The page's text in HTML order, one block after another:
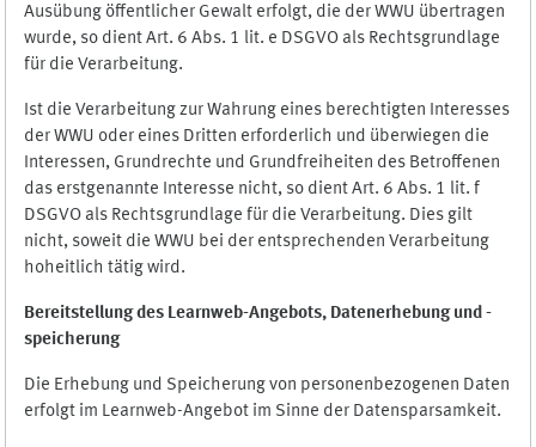
Ausübung öffentlicher Gewalt erfolgt, die der WWU übertragen
wurde, so dient Art. 6 Abs. 1 lit. e DSGVO als Rechtsgrundlage
für die Verarbeitung.
Ist die Verarbeitung zur Wahrung eines berechtigten Interesses
der WWU oder eines Dritten erforderlich und überwiegen die
Interessen, Grundrechte und Grundfreiheiten des Betroffenen
das erstgenannte Interesse nicht, so dient Art. 6 Abs. 1 lit. f
DSGVO als Rechtsgrundlage für die Verarbeitung. Dies gilt
nicht, soweit die WWU bei der entsprechenden Verarbeitung
hoheitlich tätig wird.
Bereitstellung des Learnweb-Angebots, Datenerhebung und -
speicherung
Die Erhebung und Speicherung von personenbezogenen Daten
erfolgt im Learnweb-Angebot im Sinne der Datensparsamkeit.